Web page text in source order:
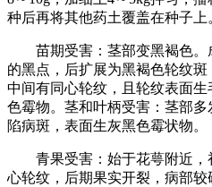
种后再将其他药土覆盖在种子上
苗期受害：茎部变黑褐色。
的黑点，后扩展为黑褐色轮纹斑
中间有同心轮纹，且轮纹表面
色霉物。茎和叶柄受害：茎部
陷病斑，表面生灰黑色霉状物。
青果受害：始于花萼附近，
心轮纹，后期果实开裂，病部较